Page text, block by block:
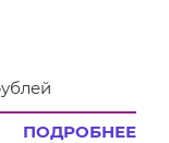
ПОДРОБНЕЕ